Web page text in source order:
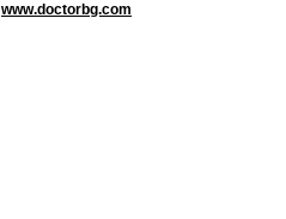
www.doctorbg.com